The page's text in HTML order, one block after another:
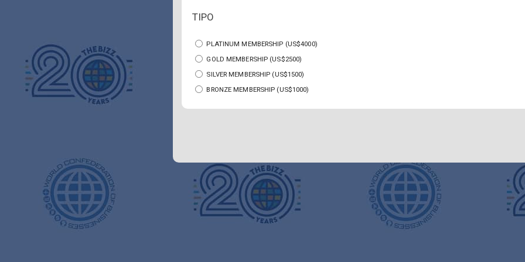
TIPO
PLATINUM MEMBERSHIP (US$4000)
GOLD MEMBERSHIP (US$2500)
SILVER MEMBERSHIP (US$1500)
BRONZE MEMBERSHIP (US$1000)
Alternative: